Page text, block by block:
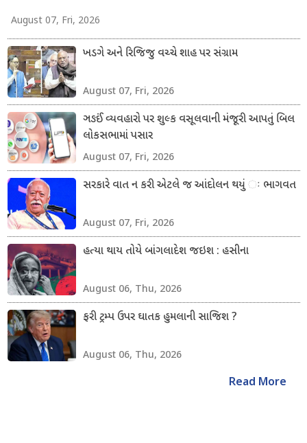
August 07, Fri, 2026
ખડગે અને રિજિજુ વચ્ચે શાહ પર સંગ્રામ
August 07, Fri, 2026
ઞઙઈં વ્યવહારો પર શુલ્ક વસૂલવાની મંજૂરી આપતું બિલ
લોકસભામાં પસાર
August 07, Fri, 2026
સરકારે વાત ન કરી એટલે જ આંદોલન થયું ઃ ભાગવત
August 07, Fri, 2026
હત્યા થાય તોયે બાંગલાદેશ જઇશ : હસીના
August 06, Thu, 2026
ફરી ટ્રમ્પ ઉપર ઘાતક હુમલાની સાજિશ ?
August 06, Thu, 2026
Read More